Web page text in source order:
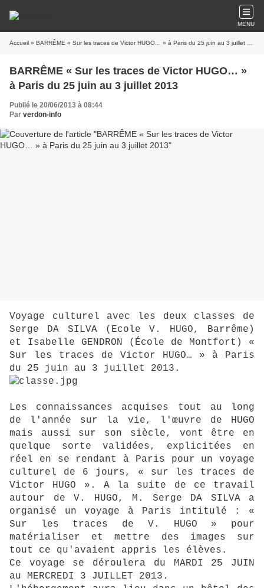
MENU
Accueil » BARRÊME « Sur les traces de Victor HUGO… » à Paris du 25 juin au 3 juillet 2013
BARRÊME « Sur les traces de Victor HUGO… »
à Paris du 25 juin au 3 juillet 2013
Publié le 20/06/2013 à 08:44
Par verdon-info
Voyage culturel avec les deux classes de
Serge DA SILVA (Ecole V. HUGO, Barrême)
et Isabelle GENDRON (École de Montfort) «
Sur les traces de Victor HUGO… » à Paris
du 25 juin au 3 juillet 2013.
Les connaissances acquises tout au long
de l'année sur la vie, l'œuvre de HUGO
mais aussi sur son siècle, vont être en
quelque sorte validées, explicitées en
réel en se rendant à Paris pour un voyage
culturel de 6 jours, « sur les traces de
Victor HUGO ». A la suite de ce travail
autour de V. HUGO, M. Serge DA SILVA a
organisé un voyage à Paris intitulé : «
Sur les traces de V. HUGO » pour
matérialiser et mettre des images sur
tout ce qu'avaient appris les élèves.
Ce voyage se déroulera du MARDI 25 JUIN
au MERCREDI 3 JUILLET 2013.